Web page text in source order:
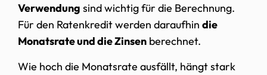
Verwendung sind wichtig für die Berechnung.
Für den Ratenkredit werden daraufhin die
Monatsrate und die Zinsen berechnet.
Wie hoch die Monatsrate ausfällt, hängt stark